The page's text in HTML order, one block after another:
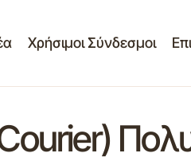
Χρήσιμοι Σύνδεσμοι